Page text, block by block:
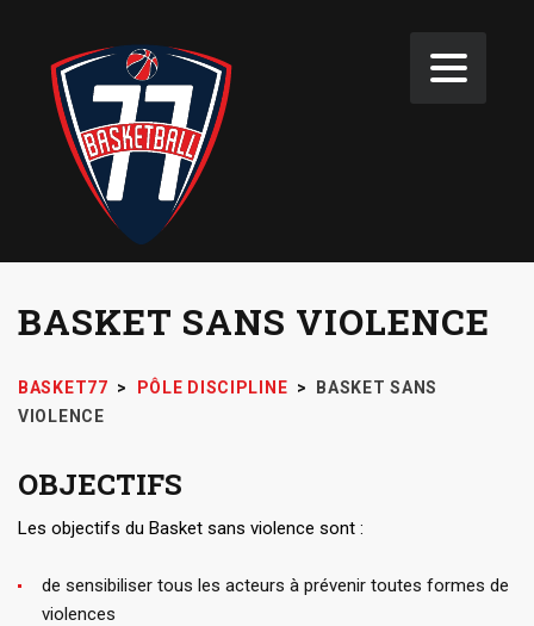
BASKET SANS VIOLENCE
BASKET77 > PÔLE DISCIPLINE >
BASKET SANS
VIOLENCE
OBJECTIFS
Les objectifs du Basket sans violence sont :
de sensibiliser tous les acteurs à prévenir toutes formes de
violences